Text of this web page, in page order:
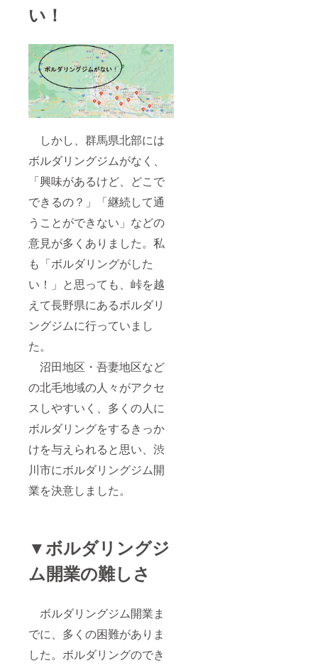
い！
しかし、群馬県北部には
ボルダリングジムがなく、
「興味があるけど、どこで
できるの？」「継続して通
うことができない」などの
意見が多くありました。私
も「ボルダリングがした
い！」と思っても、峠を越
えて長野県にあるボルダリ
ングジムに行っていまし
た。
沼田地区・吾妻地区など
の北毛地域の人々がアクセ
スしやすいく、多くの人に
ボルダリングをするきっか
けを与えられると思い、渋
川市にボルダリングジム開
業を決意しました。
▼ボルダリングジ
ム開業の難しさ
ボルダリングジム開業ま
でに、多くの困難がありま
した。ボルダリングのでき